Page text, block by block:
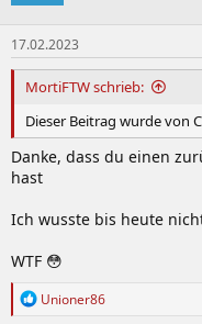
o
n
e
n
:
17.02.2023
MortiFTW schrieb:
Dieser Beitrag wurde von
Danke, dass du einen
hast
Ich wusste bis heute
WTF 😳
R
Unioner86